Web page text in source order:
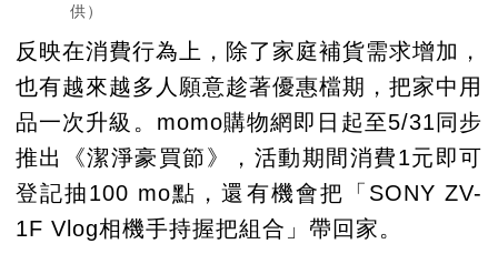
供）
反映在消費行為上，除了家庭補貨需求增加，
也有越來越多人願意趁著優惠檔期，把家中用
品一次升級。momo購物網即日起至5/31同步
推出《潔淨豪買節》，活動期間消費1元即可
登記抽100 mo點，還有機會把「SONY ZV-
1F Vlog相機手持握把組合」帶回家。